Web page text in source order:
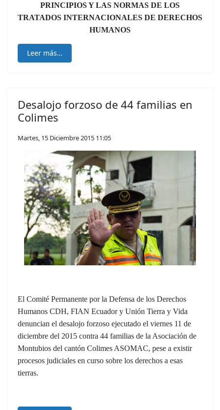
PRINCIPIOS Y LAS NORMAS DE LOS
TRATADOS INTERNACIONALES DE DERECHOS
HUMANOS
Leer más…
Desalojo forzoso de 44 familias en
Colimes
Martes, 15 Diciembre 2015 11:05
El Comité Permanente por la Defensa de los Derechos
Humanos CDH, FIAN Ecuador y Unión Tierra y Vida
denuncian el desalojo forzoso ejecutado el viernes 11 de
diciembre del 2015 contra 44 familias de la Asociación de
Montubios del cantón Colimes ASOMAC, pese a existir
procesos judiciales en curso sobre los derechos a esas
tierras.